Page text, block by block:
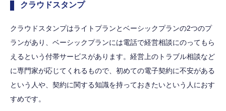
クラウドスタンプ
クラウドスタンプはライトプランとベーシックプランの2つのプ
ランがあり、ベーシックプランには電話で経営相談にのってもら
えるという付帯サービスがあります。経営上のトラブル相談など
に専門家が応じてくれるもので、初めての電子契約に不安がある
という人や、契約に関する知識を持っておきたいという人におす
すめです。